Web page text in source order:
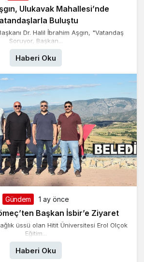
Ulukavak Mahallesi’nde
Buluştu
Dr. Halil İbrahim Aşgın, "Vatandaş
Soruyor, Başkan...
Haberi Oku
Gündem 1 ay önce
Başkan İsbir’e Ziyaret
üssü olan Hitit Üniversitesi Erol Olçok
Eğitim...
Haberi Oku